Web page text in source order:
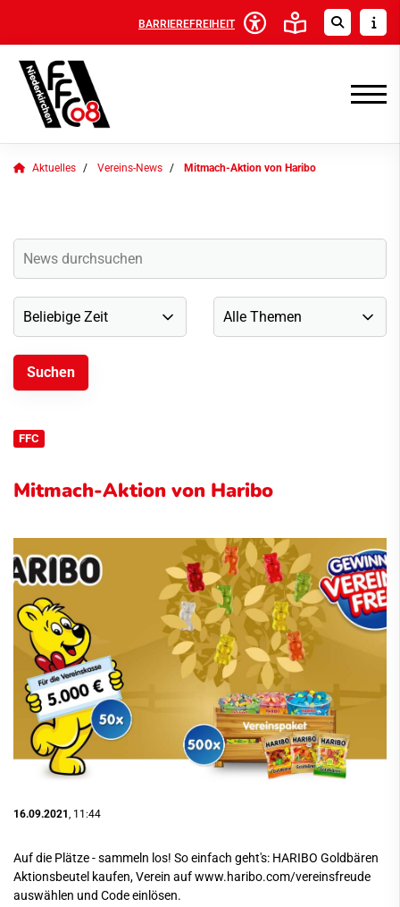
BARRIEREFREIHEIT
Aktuelles Vereins-News Mitmach-Aktion von Haribo
FFC
Mitmach-Aktion von Haribo
16.09.2021 , 11:44
Auf die Plätze - sammeln los! So einfach geht's: HARIBO Goldbären
Aktionsbeutel kaufen, Verein aufwww.haribo.com/vereinsfreude
auswählen und Code einlösen.